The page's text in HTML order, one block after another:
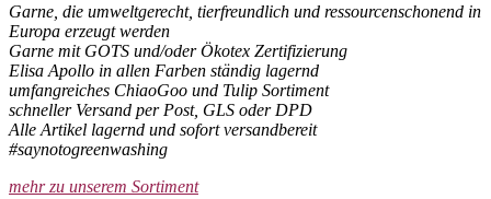
Garne, die umweltgerecht, tierfreundlich und ressourcenschonend in
Europa erzeugt werden
Garne mit GOTS und/oder Ökotex Zertifizierung
Elisa Apollo in allen Farben ständig lagernd
umfangreiches ChiaoGoo und Tulip Sortiment
schneller Versand per Post, GLS oder DPD
Alle Artikel lagernd und sofort versandbereit
#saynotogreenwashing
mehr zu unserem Sortiment